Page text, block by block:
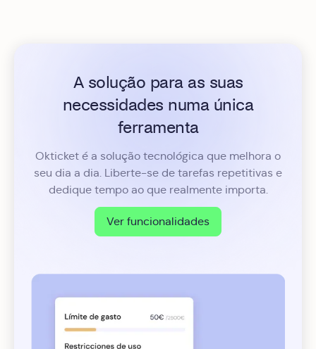
A solução para as suas
necessidades numa única
ferramenta
Okticket é a solução tecnológica que melhora o
seu dia a dia. Liberte-se de tarefas repetitivas e
dedique tempo ao que realmente importa.
Ver funcionalidades